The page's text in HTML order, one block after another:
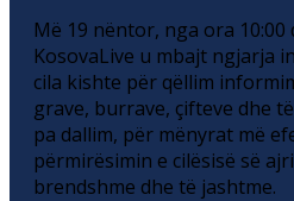
Më 19 nëntor, nga ora 10:00
KosovaLive u mbajt ngjarja
cila kishte për qëllim
grave, burrave, çifteve dhe
pa dallim, për mënyrat më
përmirësimin e cilësisë së
brendshme dhe të jashtme.